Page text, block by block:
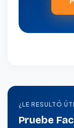
¿LE RESULTÓ
Pruebe